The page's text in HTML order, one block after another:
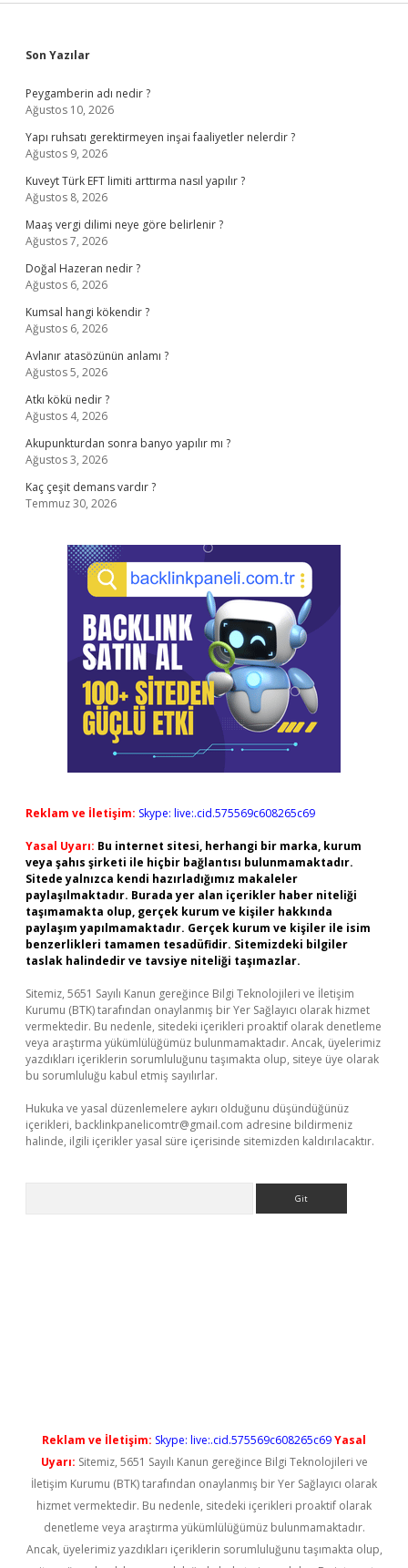
Sidebar
Son Yazılar
Peygamberin adı nedir ?
Ağustos 10, 2026
Yapı ruhsatı gerektirmeyen inşai faaliyetler nelerdir ?
Ağustos 9, 2026
Kuveyt Türk EFT limiti arttırma nasıl yapılır ?
Ağustos 8, 2026
Maaş vergi dilimi neye göre belirlenir ?
Ağustos 7, 2026
Doğal Hazeran nedir ?
Ağustos 6, 2026
Kumsal hangi kökendir ?
Ağustos 6, 2026
Avlanır atasözünün anlamı ?
Ağustos 5, 2026
Atkı kökü nedir ?
Ağustos 4, 2026
Akupunkturdan sonra banyo yapılır mı ?
Ağustos 3, 2026
Kaç çeşit demans vardır ?
Temmuz 30, 2026
Reklam ve İletişim: Skype: live:.cid.575569c608265c69
Yasal Uyarı: Bu internet sitesi, herhangi bir marka, kurum
veya şahıs şirketi ile hiçbir bağlantısı bulunmamaktadır.
Sitede yalnızca kendi hazırladığımız makaleler
paylaşılmaktadır. Burada yer alan içerikler haber niteliği
taşımamakta olup, gerçek kurum ve kişiler hakkında
paylaşım yapılmamaktadır. Gerçek kurum ve kişiler ile isim
benzerlikleri tamamen tesadüfidir. Sitemizdeki bilgiler
taslak halindedir ve tavsiye niteliği taşımazlar.
Sitemiz, 5651 Sayılı Kanun gereğince Bilgi Teknolojileri ve İletişim
Kurumu (BTK) tarafından onaylanmış bir Yer Sağlayıcı olarak hizmet
vermektedir. Bu nedenle, sitedeki içerikleri proaktif olarak denetleme
veya araştırma yükümlülüğümüz bulunmamaktadır. Ancak, üyelerimiz
yazdıkları içeriklerin sorumluluğunu taşımakta olup, siteye üye olarak
bu sorumluluğu kabul etmiş sayılırlar.
Hukuka ve yasal düzenlemelere aykırı olduğunu düşündüğünüz
içerikleri, backlinkpanelicomtr@gmail.com adresine bildirmeniz
halinde, ilgili içerikler yasal süre içerisinde sitemizden kaldırılacaktır.
Reklam ve İletişim: Skype: live:.cid.575569c608265c69Yasal
Uyarı: Sitemiz, 5651 Sayılı Kanun gereğince Bilgi Teknolojileri ve
İletişim Kurumu (BTK) tarafından onaylanmış bir Yer Sağlayıcı olarak
hizmet vermektedir. Bu nedenle, sitedeki içerikleri proaktif olarak
denetleme veya araştırma yükümlülüğümüz bulunmamaktadır.
Ancak, üyelerimiz yazdıkları içeriklerin sorumluluğunu taşımakta olup,